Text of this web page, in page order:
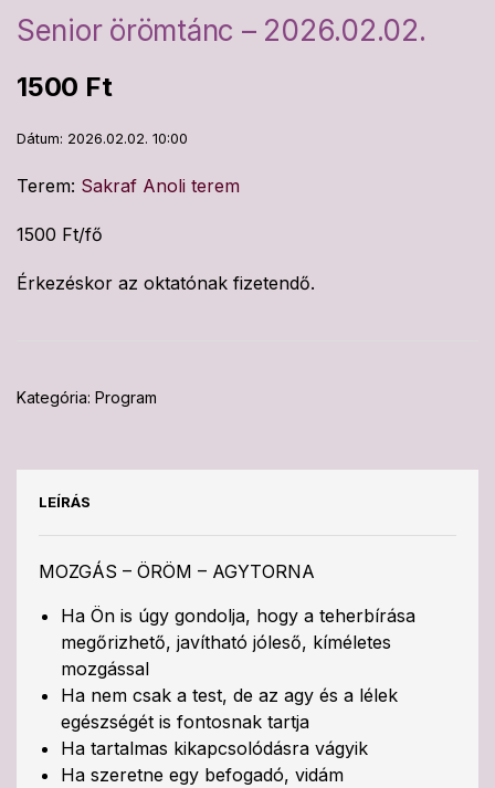
Senior örömtánc – 2026.02.02.
1500 Ft
Dátum: 2026.02.02. 10:00
Terem: Sakraf Anoli terem
1500 Ft/fő
Érkezéskor az oktatónak fizetendő.
Kategória: Program
LEÍRÁS
MOZGÁS – ÖRÖM – AGYTORNA
Ha Ön is úgy gondolja, hogy a teherbírása
megőrizhető, javítható jóleső, kíméletes
mozgással
Ha nem csak a test, de az agy és a lélek
egészségét is fontosnak tartja
Ha tartalmas kikapcsolódásra vágyik
Ha szeretne egy befogadó, vidám